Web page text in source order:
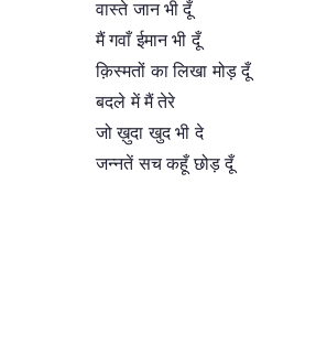
वास्ते जान भी दूँ
मैं गवाँ ईमान भी दूँ
क़िस्मतों का लिखा मोड़ दूँ
बदले में मैं तेरे
जो ख़ुदा खुद भी दे
जन्नतें सच कहूँ छोड़ दूँ